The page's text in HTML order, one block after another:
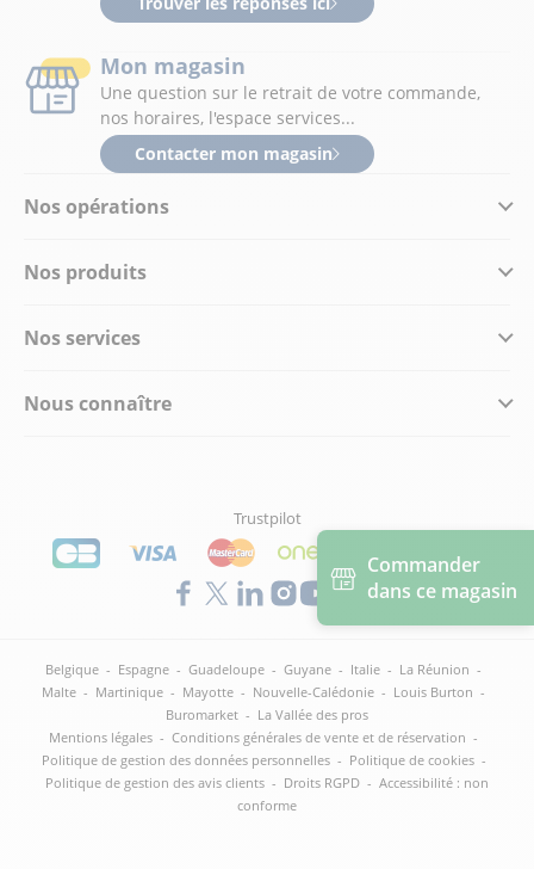
Commander
dans ce magasin
Nos opérations
Nos produits
Nos services
Nous connaître
Mon magasin
Une question sur le retrait de votre commande,
nos horaires, l'espace services...
Contacter mon magasin
Trustpilot
Belgique - Espagne - Guadeloupe - Guyane - Italie - La Réunion -
Malte - Martinique - Mayotte - Nouvelle-Calédonie - Louis Burton -
Buromarket - La Vallée des pros
Mentions légales - Conditions générales de vente et de réservation -
Politique de gestion des données personnelles - Politique de cookies -
Politique de gestion des avis clients - Droits RGPD - Accessibilité : non
conforme